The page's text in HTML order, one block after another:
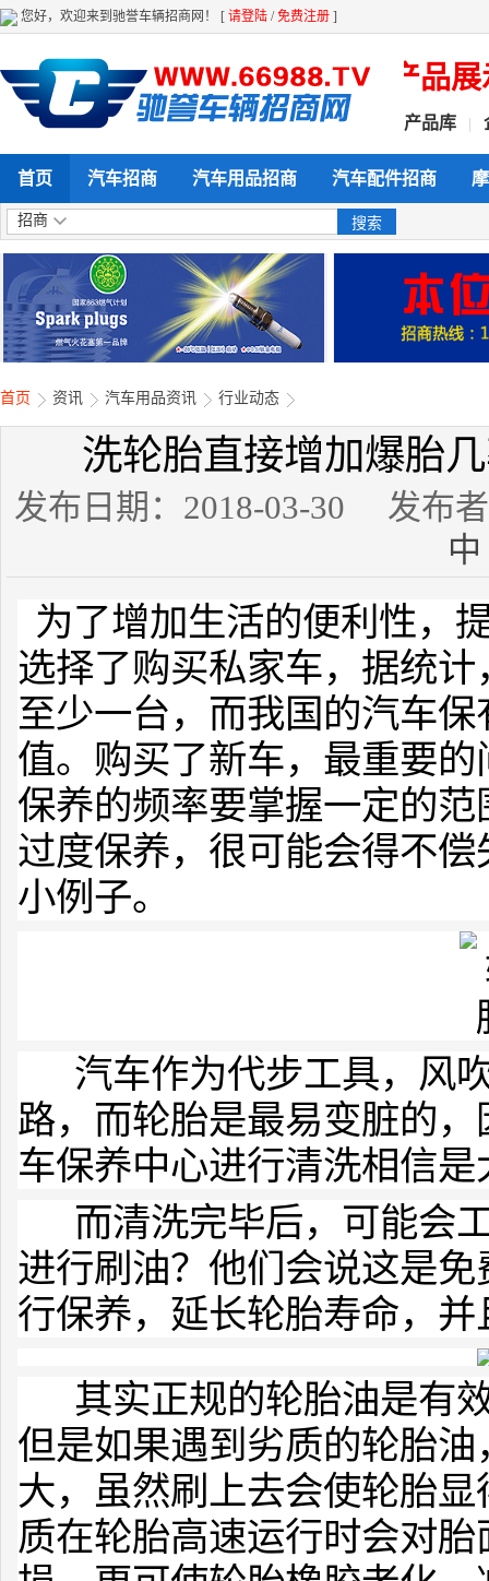
您好，欢迎来到驰誉车辆招商网！ [ 请登陆 /免费注册 ]
全天候 全方位给力企业产品展示
产品库
首页 汽车招商 汽车用品招商 汽车配件招商
招商
首页 资讯 汽车用品资讯 行业动态
洗轮胎直接增加爆胎
发布日期：2018-03-30 发
中
为了增加生活的便利性，
选择了购买私家车，据统
至少一台，而我国的汽车
值。购买了新车，最重要
保养的频率要掌握一定的
过度保养，很可能会得不
小例子。
汽车作为代步工具，风
路，而轮胎是最易变脏的
车保养中心进行清洗相信
而清洗完毕后，可能会
进行刷油？他们会说这是
行保养，延长轮胎寿命，
其实正规的轮胎油是有
但是如果遇到劣质的轮胎
大，虽然刷上去会使轮胎
质在轮胎高速运行时会对